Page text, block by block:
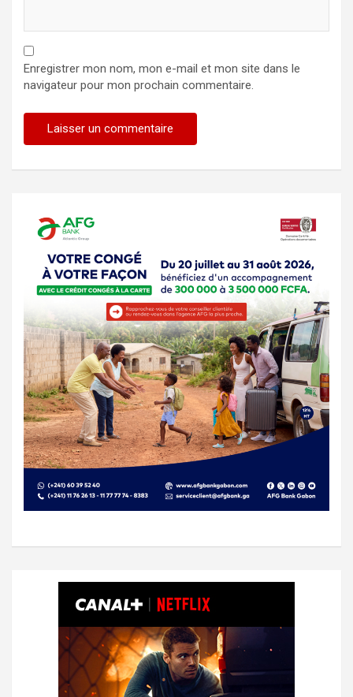
Enregistrer mon nom, mon e-mail et mon site dans le
navigateur pour mon prochain commentaire.